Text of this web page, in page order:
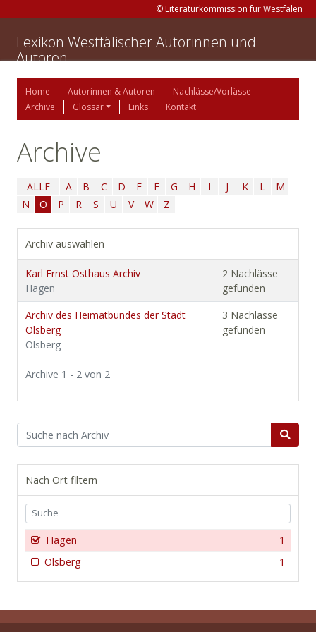
© Literaturkommission für Westfalen
Lexikon Westfälischer Autorinnen und
Autoren
Home Autorinnen & Autoren
Nachlässe/Vorlässe
Archive
Glossar Links Kontakt
Archive
ALLE A B C D E F G H I J K L
M
N
O P R S U V W Z
Archiv auswählen
Karl Ernst Osthaus Archiv
Hagen
2 Nachlässe
gefunden
Archiv des Heimatbundes der Stadt
Olsberg
Olsberg
3 Nachlässe
gefunden
Archive 1 - 2 von 2
Nach Ort filtern
1
Hagen
1
Olsberg